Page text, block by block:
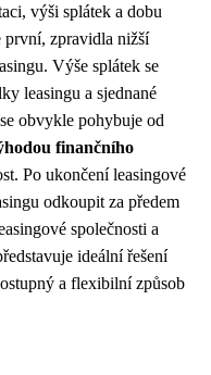
výši splátek a dobu
první, zpravidla nižší
Výše splátek se
leasingu a sjednané
obvykle pohybuje od
finančního
Po ukončení leasingové
odkoupit za předem
společnosti a
ideální řešení
a flexibilní způsob